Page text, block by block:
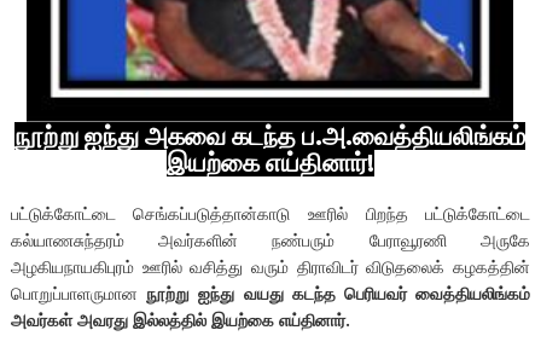
நூற்று ஐந்து அகவை கடந்த ப.அ.வைத்தியலிங்கம்
இயற்கை எய்தினார்!
பட்டுக்கோட்டை செங்கப்படுத்தான்காடு ஊரில் பிறந்த பட்டுக்கோட்டை
கல்யாணசுந்தரம் அவர்களின் நண்பரும் பேராவூரணி அருகே
அழகியநாயகிபுரம் ஊரில் வசித்து வரும் திராவிடர் விடுதலைக் கழகத்தின்
பொறுப்பாளருமான நூற்று ஐந்து வயது கடந்த பெரியவர் வைத்தியலிங்கம்
அவர்கள் அவரது இல்லத்தில் இயற்கை எய்தினார்.